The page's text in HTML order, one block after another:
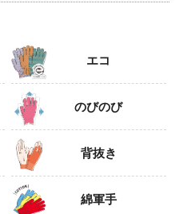
エコ
のびのび
背抜き
綿軍手